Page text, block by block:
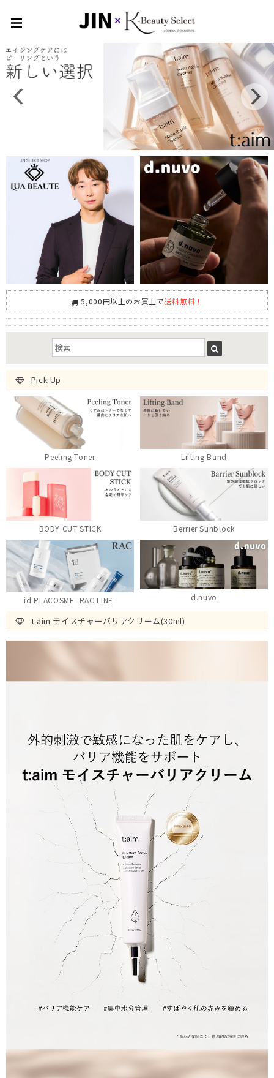
5,000円以上のお買上で送料無料！
Pick Up
Peeling Toner Lifting Band
BODY CUT STICK Berrier Sunblock
id PLACOSME -RAC LINE- d.nuvo
t:aim モイスチャーバリアクリーム(30ml)